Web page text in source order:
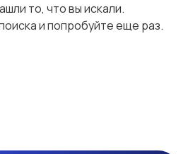
то, что вы искали.
и попробуйте еще раз.